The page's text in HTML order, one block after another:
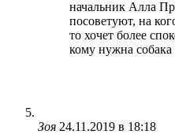
начальник Алла
посоветуют, на
то хочет более
кому нужна
Зоя 24.11.2019 в 18:18